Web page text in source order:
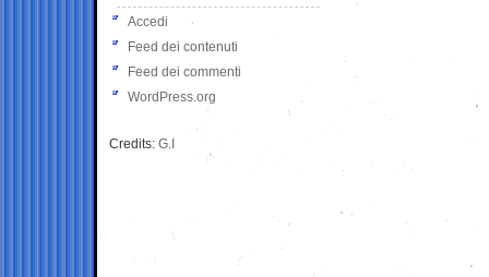
Accedi
Feed dei contenuti
Feed dei commenti
WordPress.org
Credits: G.I